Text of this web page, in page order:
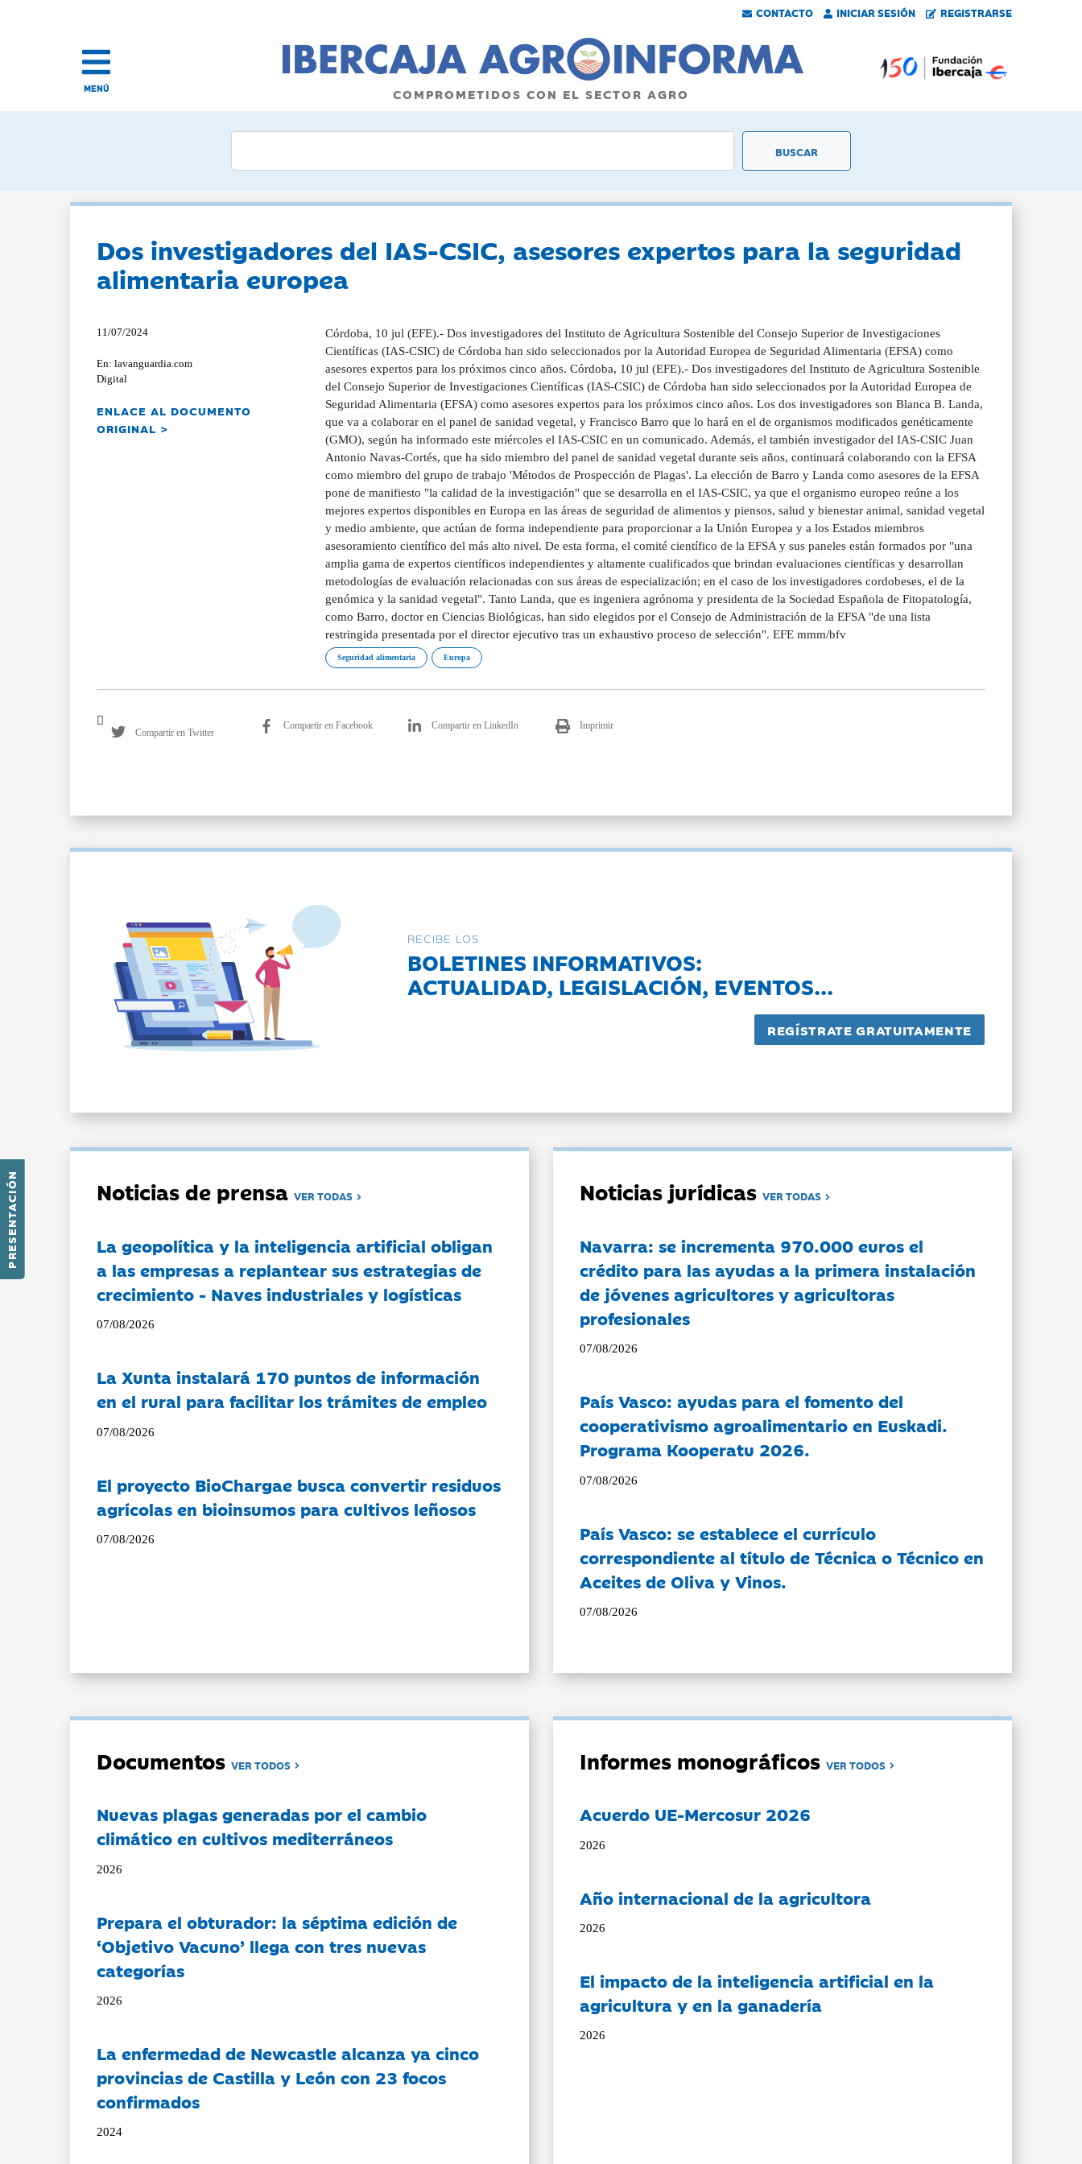
CONTACTO INICIAR SESIÓN REGISTRARSE
PRESENTACIÓN
MENÚ COMPROMETIDOS CON EL SECTOR AGRO
Dos investigadores del IAS-CSIC, asesores expertos para la seguridad
alimentaria europea
11/07/2024
En: lavanguardia.com
Digital
ENLACE AL DOCUMENTO
ORIGINAL >
Córdoba, 10 jul (EFE).- Dos investigadores del Instituto de Agricultura Sostenible del Consejo Superior de Investigaciones
Científicas (IAS-CSIC) de Córdoba han sido seleccionados por la Autoridad Europea de Seguridad Alimentaria (EFSA) como
asesores expertos para los próximos cinco años. Córdoba, 10 jul (EFE).- Dos investigadores del Instituto de Agricultura Sostenible
del Consejo Superior de Investigaciones Científicas (IAS-CSIC) de Córdoba han sido seleccionados por la Autoridad Europea de
Seguridad Alimentaria (EFSA) como asesores expertos para los próximos cinco años. Los dos investigadores son Blanca B. Landa,
que va a colaborar en el panel de sanidad vegetal, y Francisco Barro que lo hará en el de organismos modificados genéticamente
(GMO), según ha informado este miércoles el IAS-CSIC en un comunicado. Además, el también investigador del IAS-CSIC Juan
Antonio Navas-Cortés, que ha sido miembro del panel de sanidad vegetal durante seis años, continuará colaborando con la EFSA
como miembro del grupo de trabajo 'Métodos de Prospección de Plagas'. La elección de Barro y Landa como asesores de la EFSA
pone de manifiesto "la calidad de la investigación" que se desarrolla en el IAS-CSIC, ya que el organismo europeo reúne a los
mejores expertos disponibles en Europa en las áreas de seguridad de alimentos y piensos, salud y bienestar animal, sanidad vegetal
y medio ambiente, que actúan de forma independiente para proporcionar a la Unión Europea y a los Estados miembros
asesoramiento científico del más alto nivel. De esta forma, el comité científico de la EFSA y sus paneles están formados por "una
amplia gama de expertos científicos independientes y altamente cualificados que brindan evaluaciones científicas y desarrollan
metodologías de evaluación relacionadas con sus áreas de especialización; en el caso de los investigadores cordobeses, el de la
genómica y la sanidad vegetal". Tanto Landa, que es ingeniera agrónoma y presidenta de la Sociedad Española de Fitopatología,
como Barro, doctor en Ciencias Biológicas, han sido elegidos por el Consejo de Administración de la EFSA "de una lista
restringida presentada por el director ejecutivo tras un exhaustivo proceso de selección". EFE mmm/bfv
Seguridad alimentaria Europa
Compartir en Twitter
Compartir en Facebook Compartir en LinkedIn Imprimir
RECIBE LOS
BOLETINES INFORMATIVOS:
ACTUALIDAD, LEGISLACIÓN, EVENTOS...
Noticias de prensaVER TODAS
La geopolítica y la inteligencia artificial obligan
a las empresas a replantear sus estrategias de
crecimiento - Naves industriales y logísticas
07/08/2026
La Xunta instalará 170 puntos de información
en el rural para facilitar los trámites de empleo
07/08/2026
El proyecto BioChargae busca convertir residuos
agrícolas en bioinsumos para cultivos leñosos
07/08/2026
Noticias jurídicasVER TODAS
Navarra: se incrementa 970.000 euros el
crédito para las ayudas a la primera instalación
de jóvenes agricultores y agricultoras
profesionales
07/08/2026
País Vasco: ayudas para el fomento del
cooperativismo agroalimentario en Euskadi.
Programa Kooperatu 2026.
07/08/2026
País Vasco: se establece el currículo
correspondiente al título de Técnica o Técnico en
Aceites de Oliva y Vinos.
07/08/2026
DocumentosVER TODOS
Nuevas plagas generadas por el cambio
climático en cultivos mediterráneos
2026
Prepara el obturador: la séptima edición de
‘Objetivo Vacuno’ llega con tres nuevas
categorías
2026
La enfermedad de Newcastle alcanza ya cinco
provincias de Castilla y León con 23 focos
confirmados
2024
Informes monográficosVER TODOS
Acuerdo UE-Mercosur 2026
2026
Año internacional de la agricultora
2026
El impacto de la inteligencia artificial en la
agricultura y en la ganadería
2026